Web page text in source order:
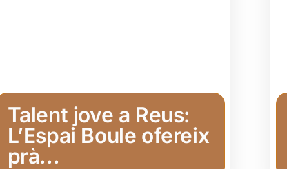
Talent jove a Reus:
L’Espai Boule ofereix
prà...